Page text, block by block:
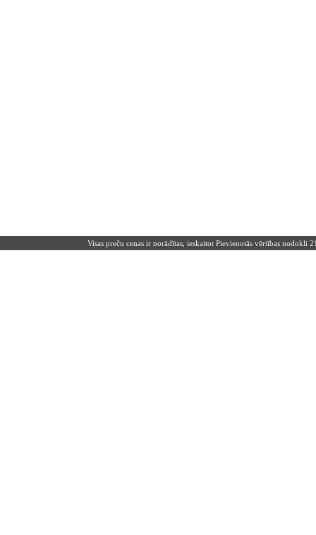
Visas preču cenas ir norādītas, ieskaitot Pievienotās vērtības nodokli